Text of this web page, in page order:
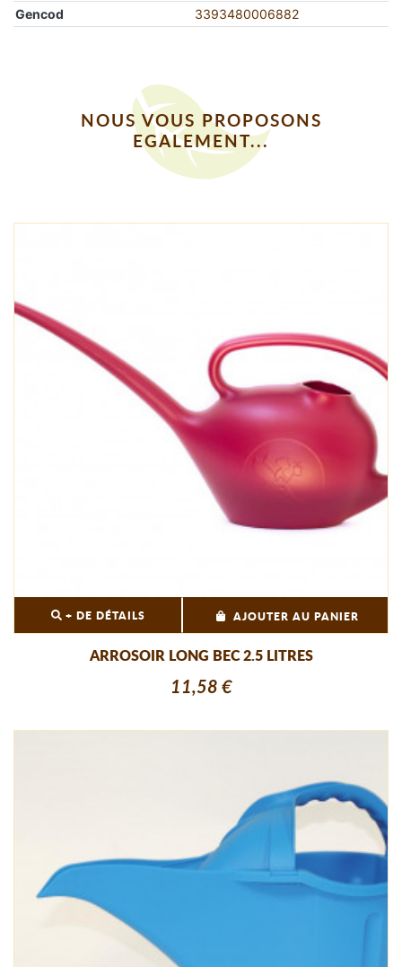
Gencod
3393480006882
NOUS VOUS PROPOSONS
EGALEMENT...
+ DE DÉTAILS AJOUTER AU PANIER
ARROSOIR LONG BEC 2.5 LITRES
11,58 €